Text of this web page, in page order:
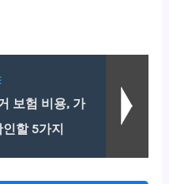
보험 비용, 가
할 5가지